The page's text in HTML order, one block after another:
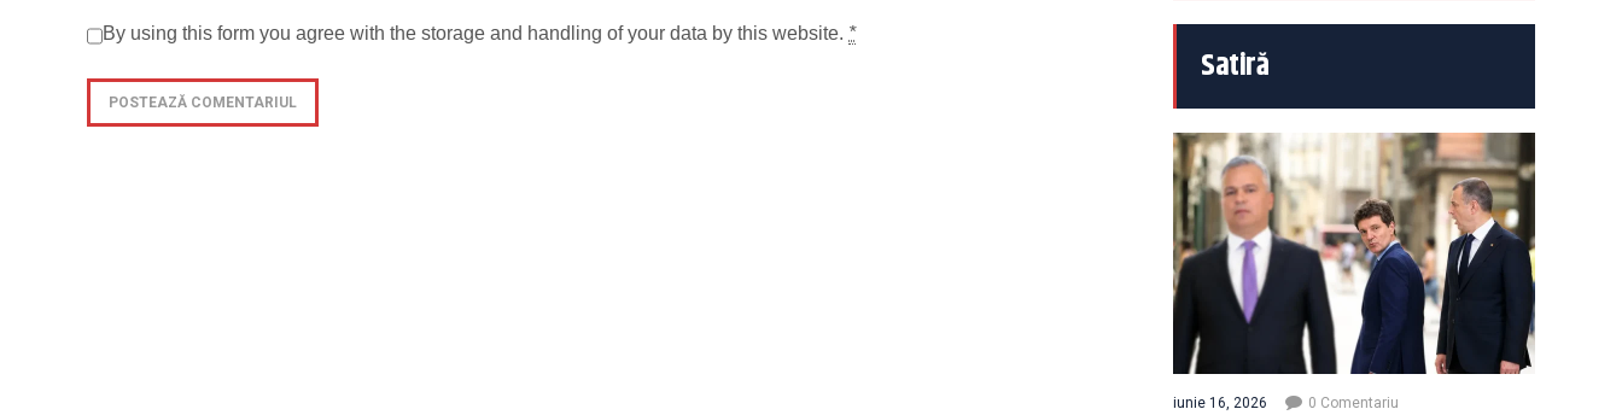
By using this form you agree with the storage and handling of your data by this website. *
Satiră
iunie 16, 2026 0 Comentariu